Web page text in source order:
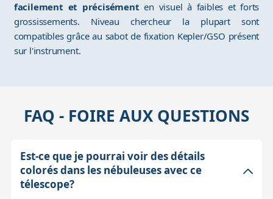
facilement et précisément en visuel à faibles et forts
grossissements. Niveau chercheur la plupart sont
compatibles grâce au sabot de fixation Kepler/GSO présent
sur l'instrument.
FAQ - FOIRE AUX QUESTIONS
Est-ce que je pourrai voir des détails
colorés dans les nébuleuses avec ce
télescope?